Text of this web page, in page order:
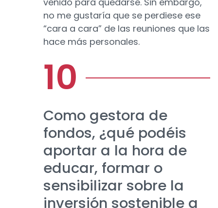
no me gustaría que se perdiese ese
“cara a cara” de las reuniones que las
hace más personales.
Como gestora de
fondos, ¿qué podéis
aportar a la hora de
educar, formar o
sensibilizar sobre la
inversión sostenible a